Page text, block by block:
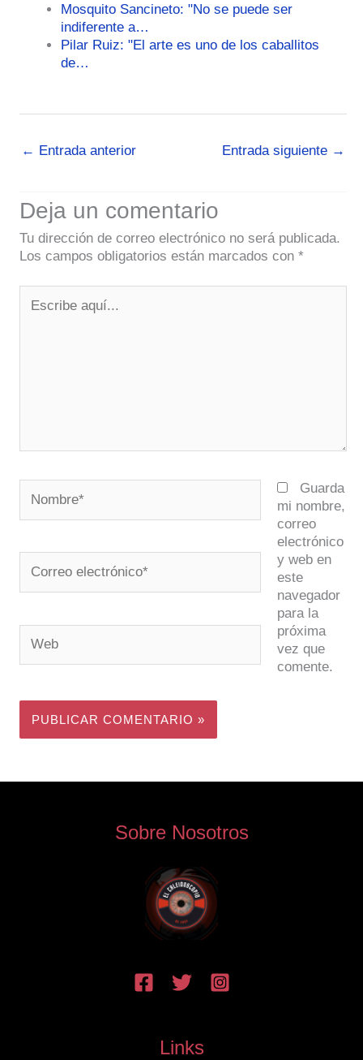
Mosquito Sancineto: "No se puede ser
indiferente a…
Pilar Ruiz: "El arte es uno de los caballitos
de…
← Entrada anterior Entrada siguiente →
Deja un comentario
Tu dirección de correo electrónico no será publicada.
Los campos obligatorios están marcados con *
aquí...
electrónico*
Guarda
mi nombre,
correo
electrónico
y web en
este
navegador
para la
próxima
vez que
comente.
Sobre Nosotros
Links